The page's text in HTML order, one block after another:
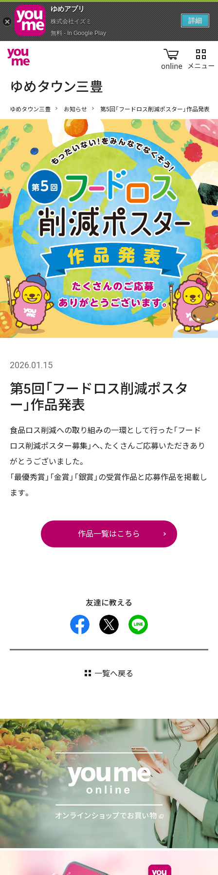
online
ゆめタウン三豊 お知らせ 第5回「フードロス削減ポスター」作品発表
2026.01.15
第5回「フードロス削減ポスタ
ー」作品発表
食品ロス削減への取り組みの一環として行った「フード
ロス削減ポスター募集」へ、たくさんご応募いただきあり
がとうございました。
「最優秀賞」「金賞」「銀賞」の受賞作品と応募作品を掲載し
ます。
作品一覧はこちら
友達に教える
facebook
一覧へ戻る
ゆめアプ‪リ‬
株式会社イズミ
無料 - In Google Play
詳細